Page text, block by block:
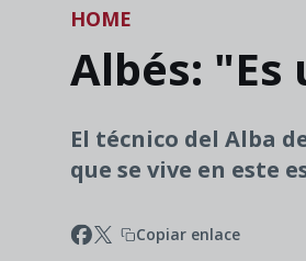
HOME
Albés:
El técnico del Alba
que se vive en este
Copiar enlace